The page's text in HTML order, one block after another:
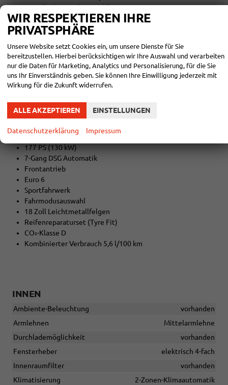
18 Zoll Libra Leichtmetallfelgen
Voll-LED-Scheinwerfer
LED-Kurvenlicht
Elektrisch anklappbare und beheizbare Außenspiegel
Sunset-Verglasung
Rot lackierte Bremssättel
RÄDER UND TECHNIK DES SKODA
FABIA 130
1.5 TSI Benzinmotor
177 PS (130 kW)
7-Gang DSG Automatik
Frontantrieb
Euro 6
Sportfahrwerk
Fahrmodusauswahl
18 Zoll Leichtmetallfelgen
Reifenreparaturset (Tyre Fit)
CO₂-Klasse D
Kombinierter Verbrauch 5,6 l/100 km
INNEN
Ambiente-Beleuchtung
vorhanden
Armlehnen
Mittelarmlehne
Durchlademöglichkeit
vorhanden
Fensterheber
elektrisch 4-fach
Innenraumfilter
vorhanden
Klimatisierung
2-Zonen-Klimaautomatik
WIR RESPEKTIEREN IHRE
PRIVATSPHÄRE
Unsere Website setzt Cookies ein, um unsere Dienste für Sie
bereitzustellen. Hierbei berücksichtigen wir Ihre Auswahl und verarbeiten
nur die Daten für Marketing, Analytics und Personalisierung, für die Sie
uns Ihr Einverständnis geben. Sie können Ihre Einwilligung jederzeit mit
Wirkung für die Zukunft widerrufen.
ALLE AKZEPTIEREN EINSTELLUNGEN
Datenschutzerklärung Impressum